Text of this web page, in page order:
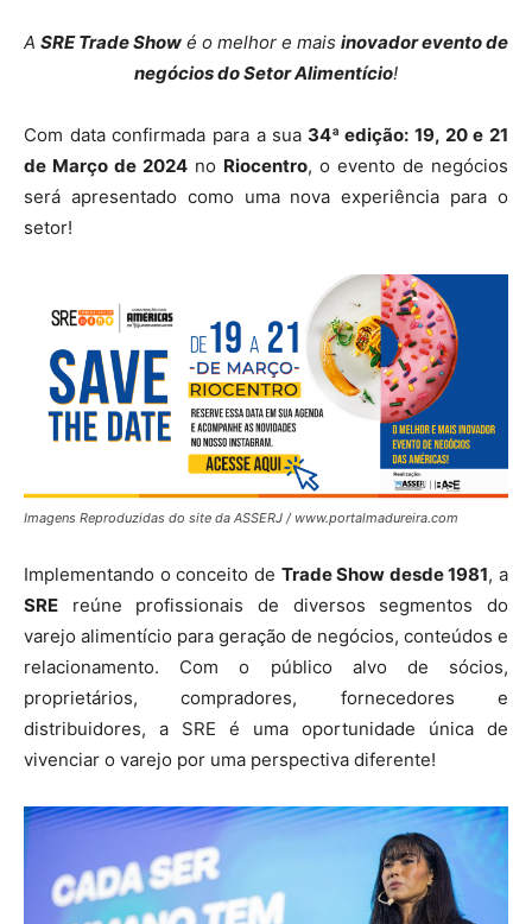
A SRE Trade Show é o melhor e mais inovador evento de
negócios do Setor Alimentício!
Com data confirmada para a sua 34ª edição: 19, 20 e 21
de Março de 2024 no Riocentro, o evento de negócios
será apresentado como uma nova experiência para o
setor!
Imagens Reproduzidas do site da ASSERJ / www.portalmadureira.com
Implementando o conceito de Trade Show desde 1981, a
SRE reúne profissionais de diversos segmentos do
varejo alimentício para geração de negócios, conteúdos e
relacionamento. Com o público alvo de sócios,
proprietários, compradores, fornecedores e
distribuidores, a SRE é uma oportunidade única de
vivenciar o varejo por uma perspectiva diferente!